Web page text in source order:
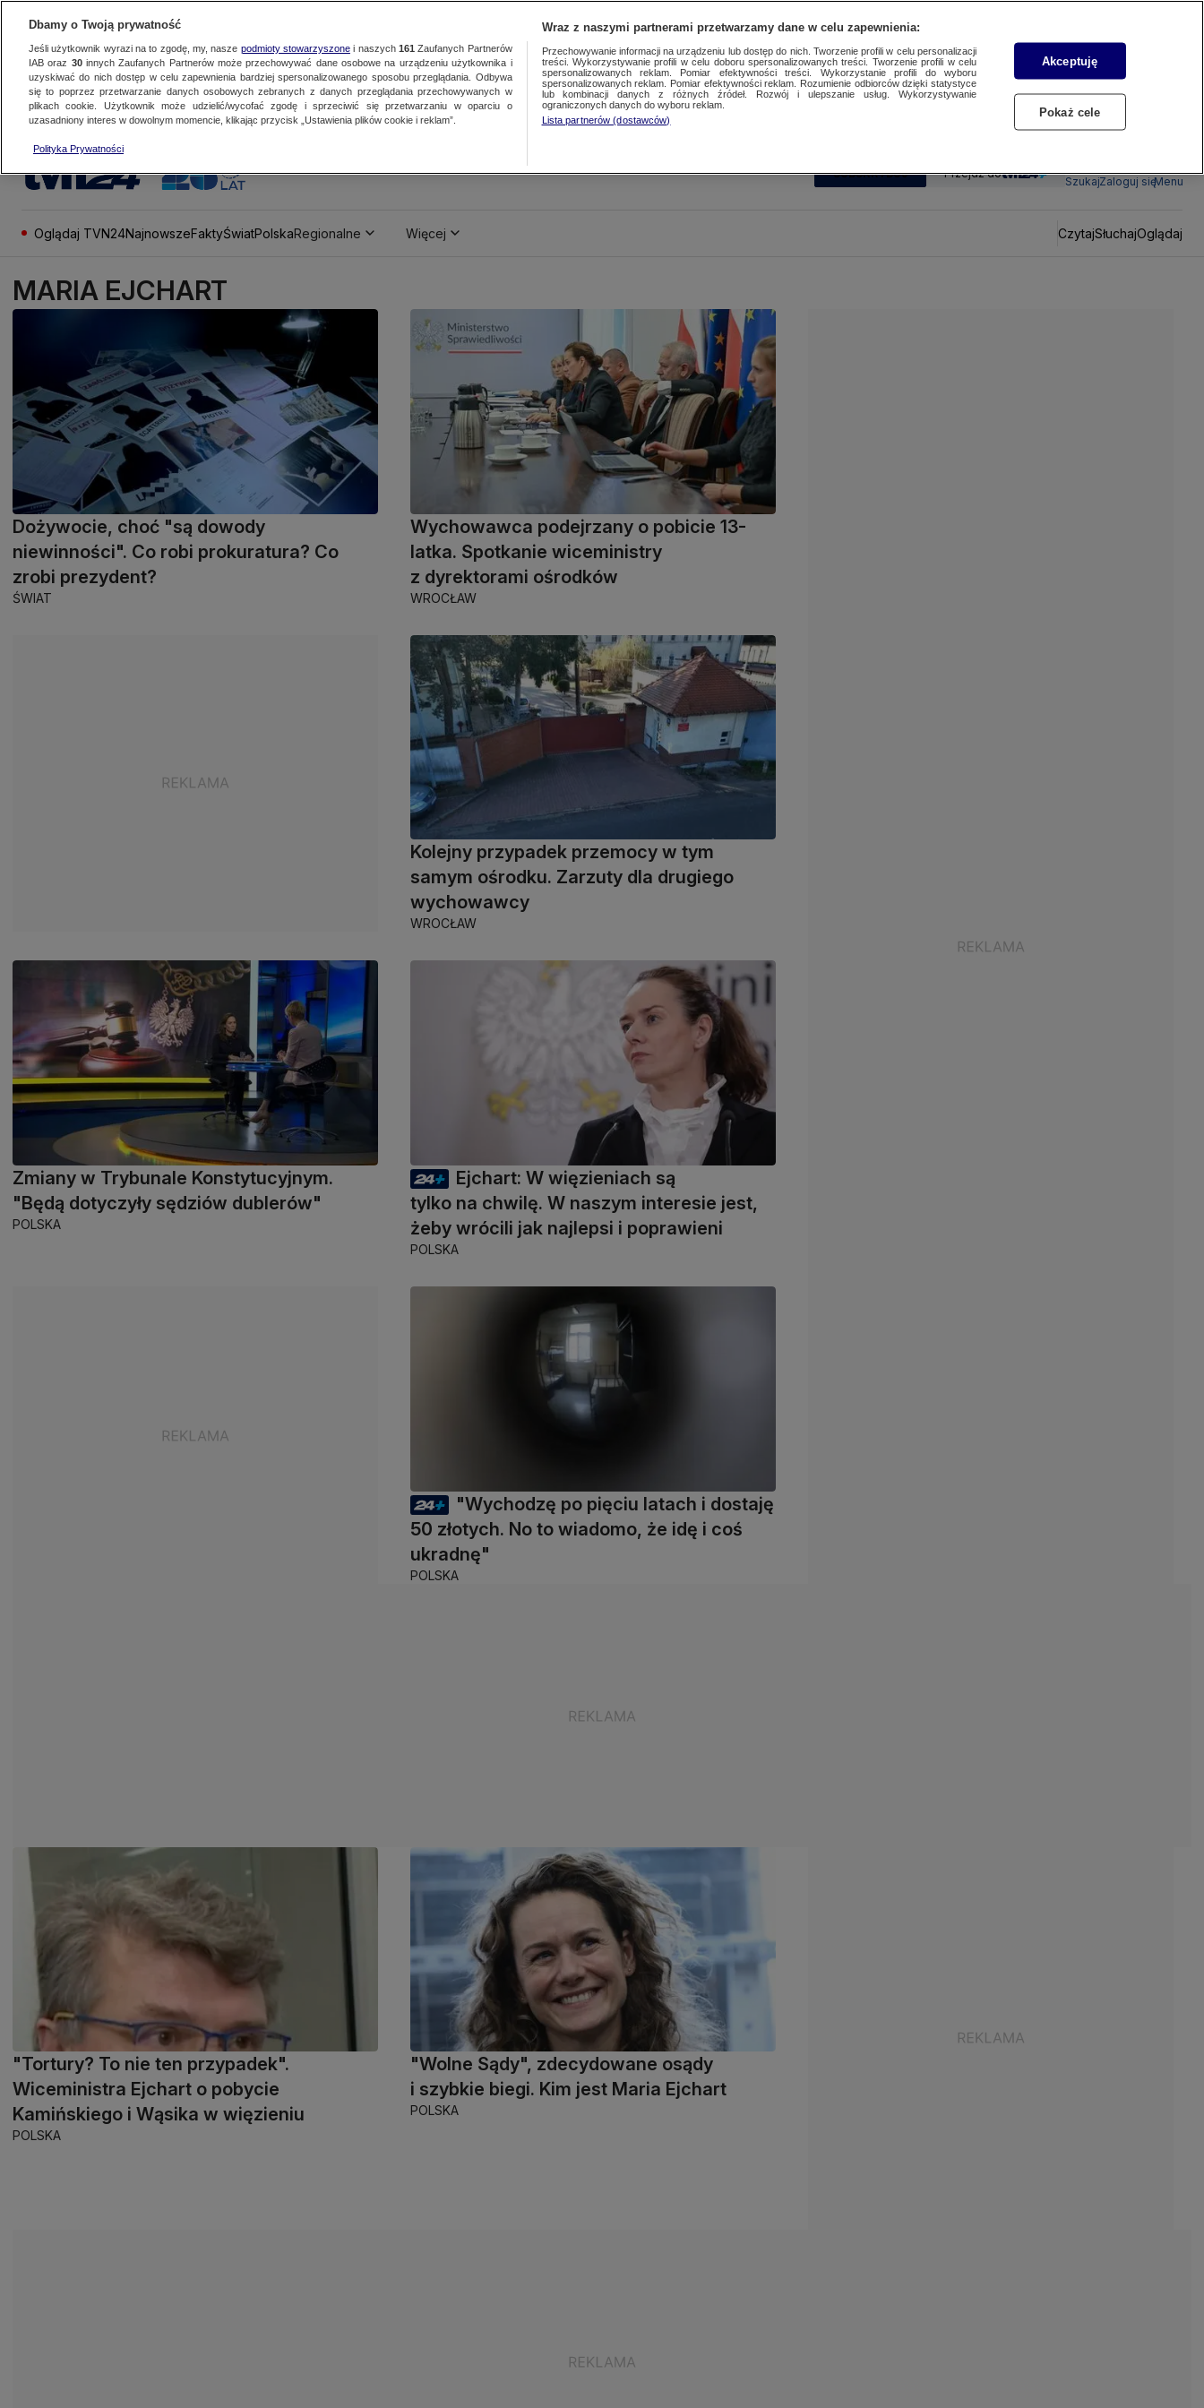
SUBSKRYBUJ Przejdź do
SzukajZaloguj sięMenu
Oglądaj TVN24NajnowszeFaktyŚwiatPolskaRegionalne Więcej CzytajSłuchajOglądaj
MARIA EJCHART
Dożywocie, choć "są dowody
niewinności". Co robi prokuratura? Co
zrobi prezydent?
ŚWIAT
Wychowawca podejrzany o pobicie 13-
latka. Spotkanie wiceministry
z dyrektorami ośrodków
WROCŁAW
Kolejny przypadek przemocy w tym
samym ośrodku. Zarzuty dla drugiego
wychowawcy
WROCŁAW
Zmiany w Trybunale Konstytucyjnym.
"Będą dotyczyły sędziów dublerów"
POLSKA
Ejchart: W więzieniach są
tylko na chwilę. W naszym interesie jest,
żeby wrócili jak najlepsi i poprawieni
POLSKA
"Wychodzę po pięciu latach i dostaję
50 złotych. No to wiadomo, że idę i coś
ukradnę"
POLSKA
"Tortury? To nie ten przypadek".
Wiceministra Ejchart o pobycie
Kamińskiego i Wąsika w więzieniu
POLSKA
"Wolne Sądy", zdecydowane osądy
i szybkie biegi. Kim jest Maria Ejchart
POLSKA
Dbamy o Twoją prywatność
Jeśli użytkownik wyrazi na to zgodę, my, nasze podmioty stowarzyszonei naszych 161 Zaufanych Partnerów
IAB oraz 30innych Zaufanych Partnerów może przechowywać dane osobowe na urządzeniu użytkownika i
uzyskiwać do nich dostęp w celu zapewnienia bardziej spersonalizowanego sposobu przeglądania. Odbywa
się to poprzez przetwarzanie danych osobowych zebranych z danych przeglądania przechowywanych w
plikach cookie. Użytkownik może udzielić/wycofać zgodę i sprzeciwić się przetwarzaniu w oparciu o
uzasadniony interes w dowolnym momencie, klikając przycisk „Ustawienia plików cookie i reklam”.
Polityka Prywatności
Wraz z naszymi partnerami przetwarzamy dane w celu zapewnienia:
Przechowywanie informacji na urządzeniu lub dostęp do nich. Tworzenie profili w celu personalizacji
treści. Wykorzystywanie profili w celu doboru spersonalizowanych treści. Tworzenie profili w celu
spersonalizowanych reklam. Pomiar efektywności treści. Wykorzystanie profili do wyboru
spersonalizowanych reklam. Pomiar efektywności reklam. Rozumienie odbiorców dzięki statystyce
lub kombinacji danych z różnych źródeł. Rozwój i ulepszanie usług. Wykorzystywanie
ograniczonych danych do wyboru reklam.
Lista partnerów (dostawców)
Akceptuję
Pokaż cele